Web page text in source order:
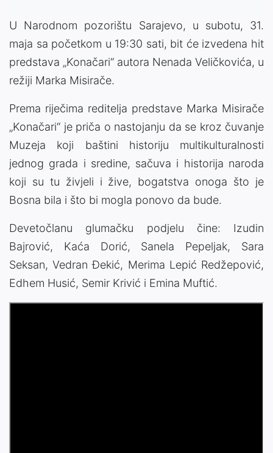
U Narodnom pozorištu Sarajevo, u subotu, 31.
maja sa početkom u 19:30 sati, bit će izvedena hit
predstava „Konačari“ autora Nenada Veličkovića, u
režiji Marka Misirače.
Prema riječima reditelja predstave Marka Misirače
„Konačari“ je priča o nastojanju da se kroz čuvanje
Muzeja koji baštini historiju multikulturalnosti
jednog grada i sredine, sačuva i historija naroda
koji su tu živjeli i žive, bogatstva onoga što je
Bosna bila i što bi mogla ponovo da bude.
Devetočlanu glumačku podjelu čine: Izudin
Bajrović, Kaća Dorić, Sanela Pepeljak, Sara
Seksan, Vedran Đekić, Merima Lepić Redžepović,
Edhem Husić, Semir Krivić i Emina Muftić.